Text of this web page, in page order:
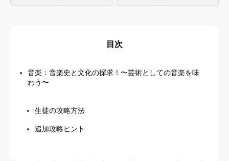
目次
音楽：音楽史と文化の探求！〜芸術としての音楽を味
わう〜
生徒の攻略方法
追加攻略ヒント